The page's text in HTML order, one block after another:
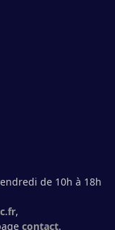
de 10h à 18h
,
contact.